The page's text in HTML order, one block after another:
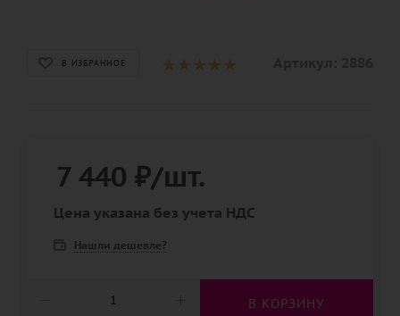
В ИЗБРАННОЕ
7 440 ₽/шт.
Цена указана без учета НДС
Нашли дешевле?
В КОРЗИНУ